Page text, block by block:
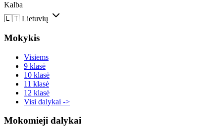
Kalba
🇱🇹 Lietuvių
Mokykis
Visiems
9 klasė
10 klasė
11 klasė
12 klasė
Visi dalykai ->
Mokomieji dalykai